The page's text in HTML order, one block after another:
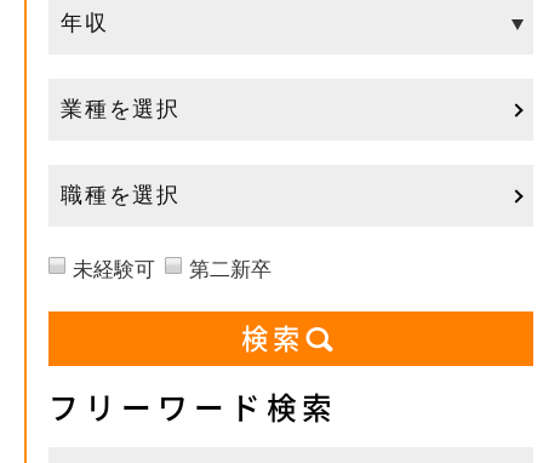
業種を選択
職種を選択
未経験可 第二新卒
フリーワード検索